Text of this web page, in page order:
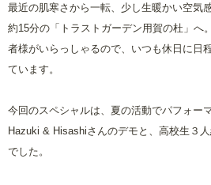
最近の肌寒さから一転、少し生暖かい空気
約15分の「トラストガーデン用賀の杜」へ
者様がいらっしゃるので、いつも休日に日
ています。
今回のスペシャルは、夏の活動でパフォー
Hazuki & Hisashiさんのデモと、高校生３
でした。